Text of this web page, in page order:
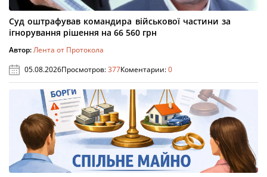
Суд оштрафував командира військової частини за
ігнорування рішення на 66 560 грн
Автор:Лента от Протокола
05.08.2026Просмотров:377Коментарии:0